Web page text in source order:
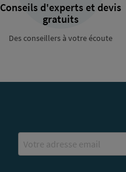
Conseils d'experts et devis
gratuits
Des conseillers à votre écoute
Email